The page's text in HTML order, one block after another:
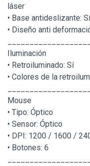
láser
• Base antideslizante: Sí
• Diseño anti
Iluminación
• Retroiluminado: Sí
• Colores de la
Mouse
• Tipo: Óptico
• Sensor: Óptico
• DPI: 1200 / 1600 /
• Botones: 6